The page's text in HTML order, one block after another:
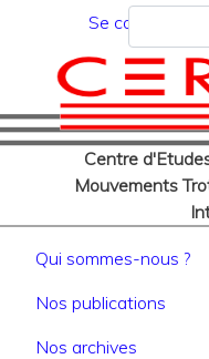
Menu
Se connecter
Centre
Mouvements
Rechercher
Navigation
Qui sommes-nous ?
Nos publications
Nos archives